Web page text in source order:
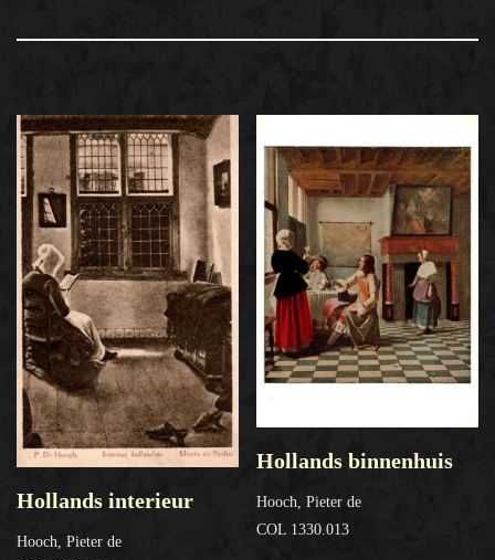
Hollands interieur
Hooch, Pieter de
Hollands binnenhuis
Hooch, Pieter de
COL 1330.013